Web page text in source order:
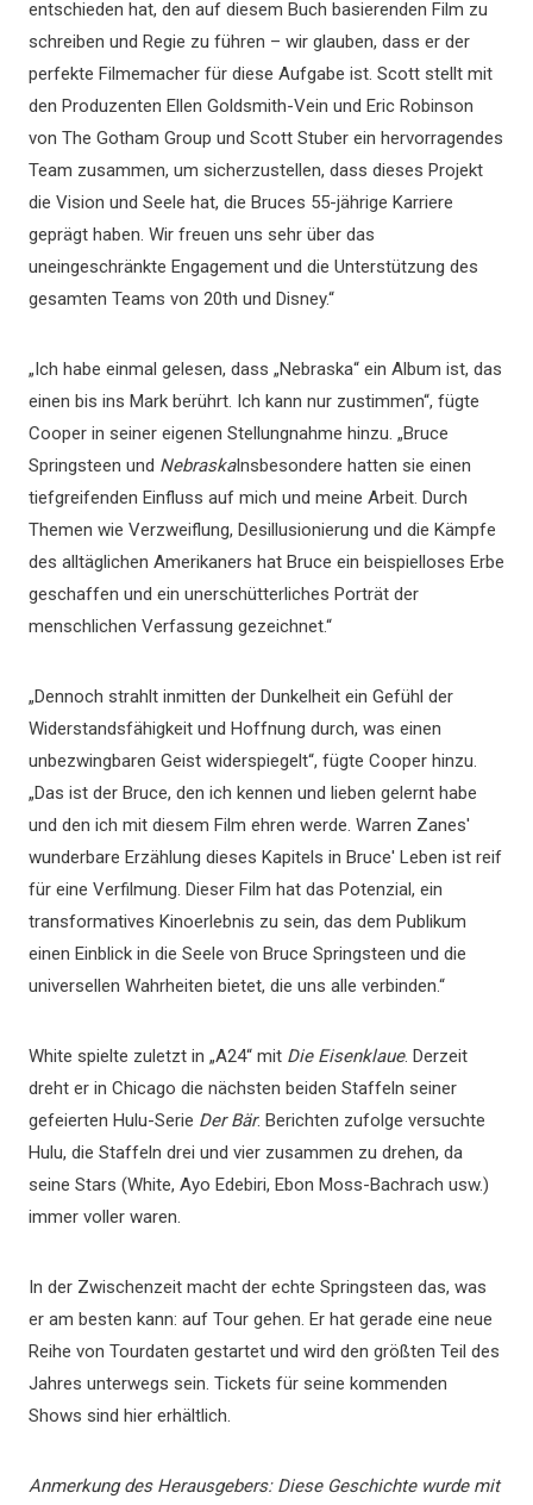
entschieden hat, den auf diesem Buch basierenden Film zu
schreiben und Regie zu führen – wir glauben, dass er der
perfekte Filmemacher für diese Aufgabe ist. Scott stellt mit
den Produzenten Ellen Goldsmith-Vein und Eric Robinson
von The Gotham Group und Scott Stuber ein hervorragendes
Team zusammen, um sicherzustellen, dass dieses Projekt
die Vision und Seele hat, die Bruces 55-jährige Karriere
geprägt haben. Wir freuen uns sehr über das
uneingeschränkte Engagement und die Unterstützung des
gesamten Teams von 20th und Disney.“
„Ich habe einmal gelesen, dass „Nebraska“ ein Album ist, das
einen bis ins Mark berührt. Ich kann nur zustimmen“, fügte
Cooper in seiner eigenen Stellungnahme hinzu. „Bruce
Springsteen und NebraskaInsbesondere hatten sie einen
tiefgreifenden Einfluss auf mich und meine Arbeit. Durch
Themen wie Verzweiflung, Desillusionierung und die Kämpfe
des alltäglichen Amerikaners hat Bruce ein beispielloses Erbe
geschaffen und ein unerschütterliches Porträt der
menschlichen Verfassung gezeichnet.“
„Dennoch strahlt inmitten der Dunkelheit ein Gefühl der
Widerstandsfähigkeit und Hoffnung durch, was einen
unbezwingbaren Geist widerspiegelt“, fügte Cooper hinzu.
„Das ist der Bruce, den ich kennen und lieben gelernt habe
und den ich mit diesem Film ehren werde. Warren Zanes'
wunderbare Erzählung dieses Kapitels in Bruce' Leben ist reif
für eine Verfilmung. Dieser Film hat das Potenzial, ein
transformatives Kinoerlebnis zu sein, das dem Publikum
einen Einblick in die Seele von Bruce Springsteen und die
universellen Wahrheiten bietet, die uns alle verbinden.“
White spielte zuletzt in „A24“ mit Die Eisenklaue. Derzeit
dreht er in Chicago die nächsten beiden Staffeln seiner
gefeierten Hulu-Serie Der Bär. Berichten zufolge versuchte
Hulu, die Staffeln drei und vier zusammen zu drehen, da
seine Stars (White, Ayo Edebiri, Ebon Moss-Bachrach usw.)
immer voller waren.
In der Zwischenzeit macht der echte Springsteen das, was
er am besten kann: auf Tour gehen. Er hat gerade eine neue
Reihe von Tourdaten gestartet und wird den größten Teil des
Jahres unterwegs sein. Tickets für seine kommenden
Shows sind hier erhältlich.
Anmerkung des Herausgebers: Diese Geschichte wurde mit